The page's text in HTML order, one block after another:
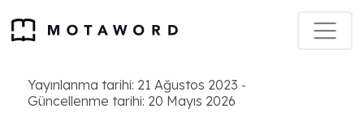
Yayınlanma tarihi: 21 Ağustos 2023 -
Güncellenme tarihi: 20 Mayıs 2026